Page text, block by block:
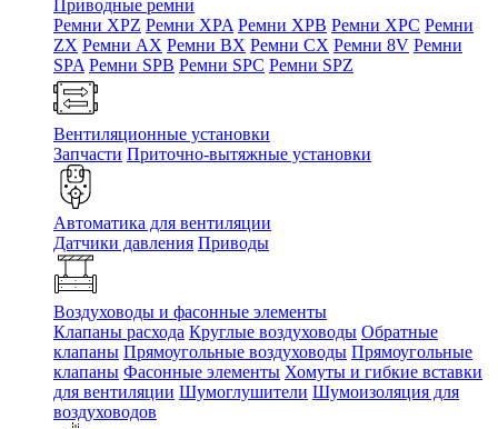
Приводные ремни
Ремни XPZ Ремни XPA Ремни XPB Ремни XPC Ремни
ZX Ремни AX Ремни BX Ремни CX Ремни 8V Ремни
SPA Ремни SPB Ремни SPC Ремни SPZ
Вентиляционные установки
Запчасти Приточно-вытяжные установки
Автоматика для вентиляции
Датчики давления Приводы
Воздуховоды и фасонные элементы
Клапаны расхода Круглые воздуховоды Обратные
клапаны Прямоугольные воздуховоды Прямоугольные
клапаны Фасонные элементы Хомуты и гибкие вставки
для вентиляции Шумоглушители Шумоизоляция для
воздуховодов